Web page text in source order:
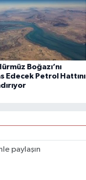
Boğazı’nı
Edecek Petrol Hattını